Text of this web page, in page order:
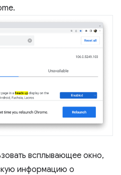
всплывающее окно,
информацию о